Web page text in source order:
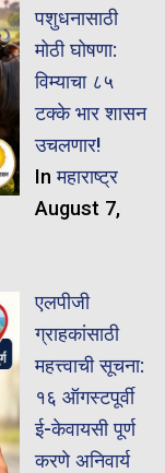
पशुधनासाठी
मोठी घोषणा:
विम्याचा ८५
टक्के भार शासन
उचलणार!
Inमहाराष्ट्र
August 7,
एलपीजी
ग्राहकांसाठी
महत्त्वाची सूचना:
१६ ऑगस्टपूर्वी
ई-केवायसी पूर्ण
करणे अनिवार्य